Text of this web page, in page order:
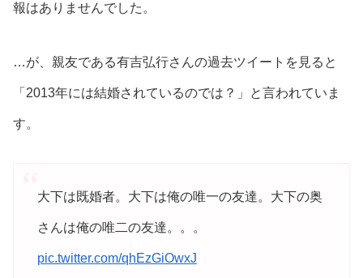
報はありませんでした。
…が、親友である有吉弘行さんの過去ツイートを見ると
「2013年には結婚されているのでは？」と言われていま
す。
大下は既婚者。大下は俺の唯一の友達。大下の奥
さんは俺の唯二の友達。。。
pic.twitter.com/qhEzGiOwxJ